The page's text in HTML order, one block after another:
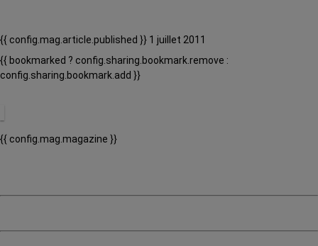
{{ config.mag.article.published }} 1 juillet 2011
{{ bookmarked ? config.sharing.bookmark.remove :
config.sharing.bookmark.add }}
{{ config.mag.magazine }}